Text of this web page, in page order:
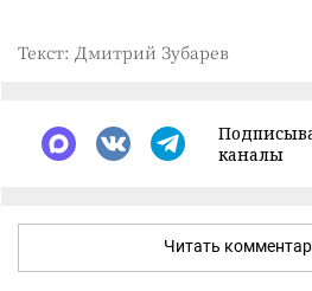
Текст: Дмитрий Зубарев
каналы
Читать